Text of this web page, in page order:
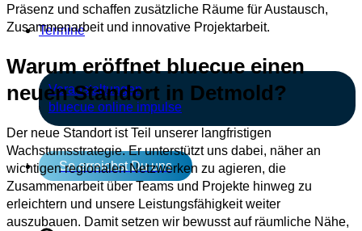
Termine
Veranstaltungen
bluecue online impulse
So erreichst Du uns
Präsenz und schaffen zusätzliche Räume für Austausch,
Zusammenarbeit und innovative Projektarbeit.
Warum eröffnet bluecue einen
neuen Standort in Detmold?
Der neue Standort ist Teil unserer langfristigen
Wachstumsstrategie. Er unterstützt uns dabei, näher an
wichtigen regionalen Netzwerken zu agieren, die
Zusammenarbeit über Teams und Projekte hinweg zu
erleichtern und unsere Leistungsfähigkeit weiter
auszubauen. Damit setzen wir bewusst auf räumliche Nähe,